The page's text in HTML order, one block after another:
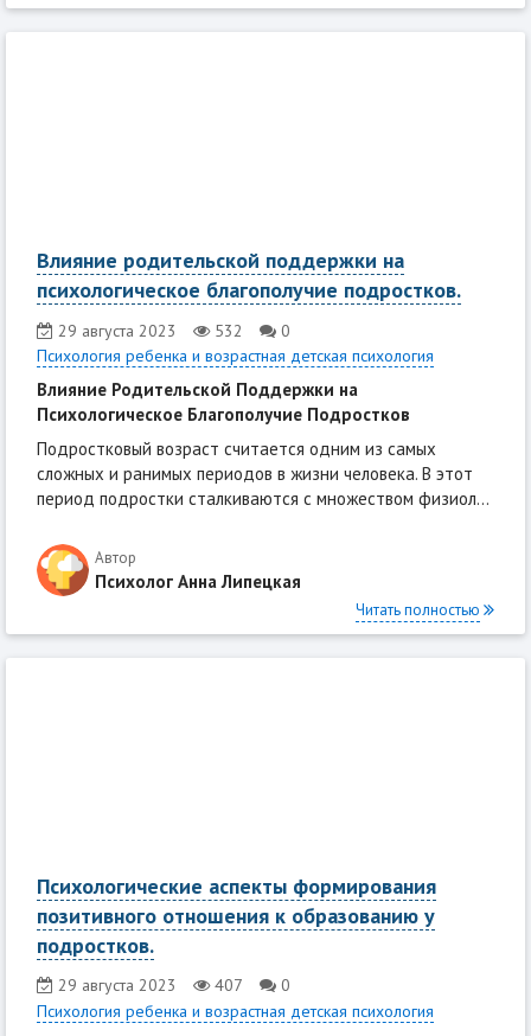
Влияние родительской поддержки на
психологическое благополучие подростков.
29 августа 2023 532
0
Психология ребенка и возрастная детская психология
Влияние Родительской Поддержки на
Психологическое Благополучие Подростков
Подростковый возраст считается одним из самых
сложных и ранимых периодов в жизни человека. В этот
период подростки сталкиваются с множеством физиол...
Автор
Психолог Анна Липецкая
Читать полностью
Психологические аспекты формирования
позитивного отношения к образованию у
подростков.
29 августа 2023 407
0
Психология ребенка и возрастная детская психология